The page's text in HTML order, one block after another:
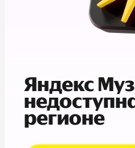
Яндекс
регионе